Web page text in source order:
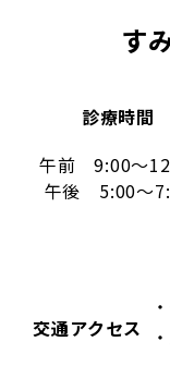
す
診療時間
午前 9:00～
午後 5:00～
交通アクセス